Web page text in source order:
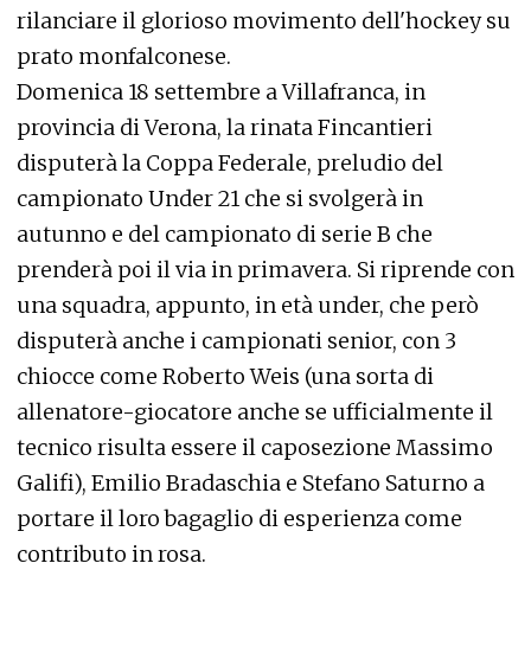
rilanciare il glorioso movimento dell'hockey su
prato monfalconese.
Domenica 18 settembre a Villafranca, in
provincia di Verona, la rinata Fincantieri
disputerà la Coppa Federale, preludio del
campionato Under 21 che si svolgerà in
autunno e del campionato di serie B che
prenderà poi il via in primavera. Si riprende con
una squadra, appunto, in età under, che però
disputerà anche i campionati senior, con 3
chiocce come Roberto Weis (una sorta di
allenatore-giocatore anche se ufficialmente il
tecnico risulta essere il caposezione Massimo
Galifi), Emilio Bradaschia e Stefano Saturno a
portare il loro bagaglio di esperienza come
contributo in rosa.